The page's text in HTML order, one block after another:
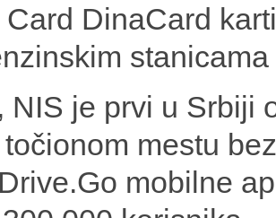
Card DinaCard
NIS je prvi u Srbiji
mestu
mobilne